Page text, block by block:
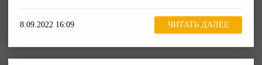
8.09.2022 16:09 ЧИТАТЬ ДАЛЕЕ